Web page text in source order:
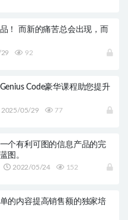
！ 而新的痛苦总会出现，而
92
Code豪华课程助您提升
2025/05/29 77
个有利可图的信息产品的完
图。
2022/05/24 152
的内容提高销售额的独家培